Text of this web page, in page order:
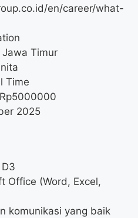
en/career/what-
Jawa Timur
Time
5000000
2025
Office (Word, Excel,
komunikasi yang baik